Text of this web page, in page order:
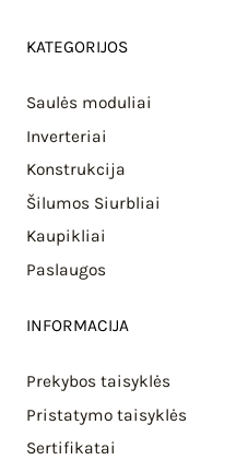
KATEGORIJOS
Saulės moduliai
Inverteriai
Konstrukcija
Šilumos Siurbliai
Kaupikliai
Paslaugos
INFORMACIJA
Prekybos taisyklės
Pristatymo taisyklės
Sertifikatai